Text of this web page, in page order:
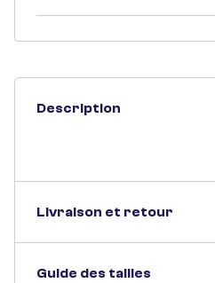
Description
Livraison et retour
Guide des tailles